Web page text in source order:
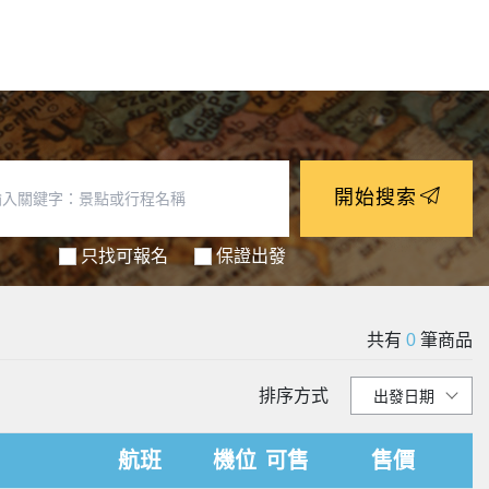
只找可報名 保證出發
開始搜索
共有 0 筆商品
排序方式
航班 機位 可售 售價